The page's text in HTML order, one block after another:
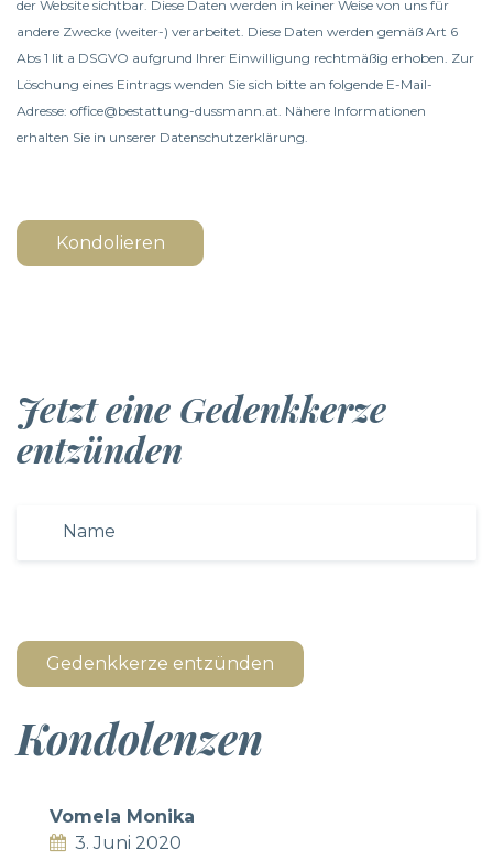
der Website sichtbar. Diese Daten werden in keiner Weise von uns für
andere Zwecke (weiter-) verarbeitet. Diese Daten werden gemäß Art 6
Abs 1 lit a DSGVO aufgrund Ihrer Einwilligung rechtmäßig erhoben. Zur
Löschung eines Eintrags wenden Sie sich bitte an folgende E-Mail-
Adresse: office@bestattung-dussmann.at. Nähere Informationen
erhalten Sie in unserer Datenschutzerklärung.
Kondolieren
Jetzt eine Gedenkkerze
entzünden
Gedenkkerze entzünden
Kondolenzen
Vomela Monika
3. Juni 2020